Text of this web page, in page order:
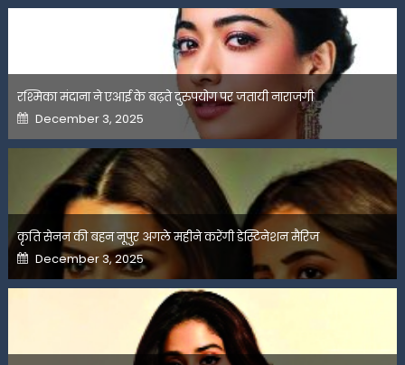
रश्मिका मंदाना ने एआई के बढ़ते दुरुपयोग पर जतायी नाराजगी
Posted
on
December 3, 2025
कृति सेनन की बहन नूपुर अगले महीने करेंगी डेस्टिनेशन मैरिज
Posted
on
December 3, 2025